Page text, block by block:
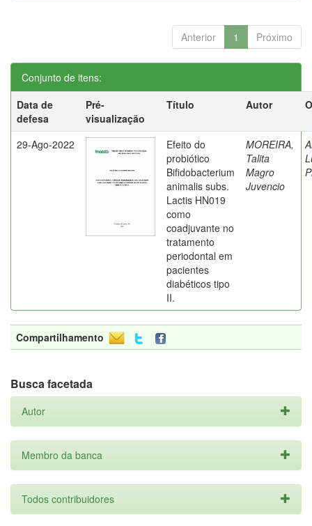
Anterior 1 Próximo
Conjunto de itens:
Data de
defesa
Pré-
visualização
Título Autor
29-Ago-2022
Efeito do
probiótico
Bifidobacterium
animalis subs.
Lactis HN019
como
coadjuvante no
tratamento
periodontal em
pacientes
diabéticos tipo
II.
MOREIRA,
Talita
Magro
Juvencio
Compartilhamento
Busca facetada
Autor
Membro da banca
Todos contribuidores